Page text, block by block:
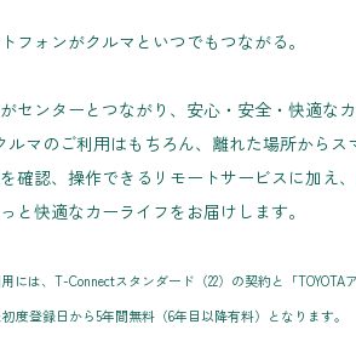
フォンがクルマといつでもつながる。
センターとつながり、安心・安全・快適な
ルマのご利用はもちろん、離れた場所からス
確認、操作できるリモートサービスに加え
と快適なカーライフをお届けします。
用には、T-Connectスタンダード（22）の契約と「
度登録日から5年間無料（6年目以降有料）となります。